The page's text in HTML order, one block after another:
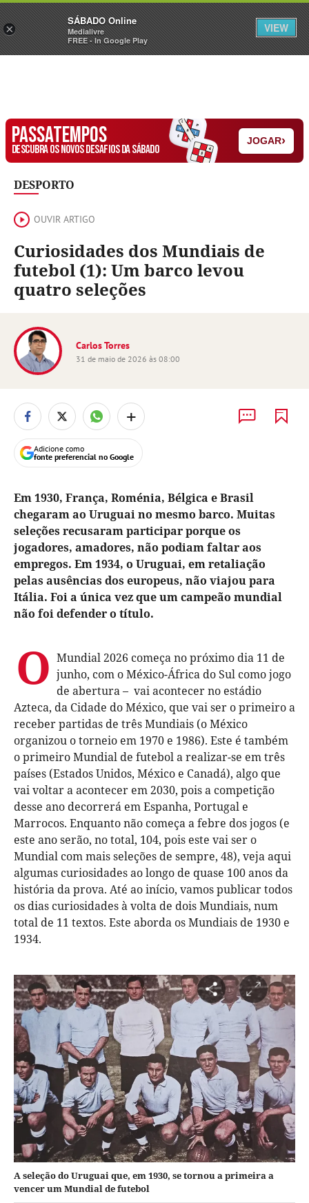
Sábado Assine Iniciar Sessão
PASSATEMPOS
DESCUBRA OS NOVOS DESAFIOS DA SÁBADO
JOGAR›
DESPORTO
OUVIR ARTIGO
Curiosidades dos Mundiais de
futebol (1): Um barco levou
quatro seleções
Carlos Torres
31 de maio de 2026 às 08:00
+
Adicione como
fonte preferencial no Google
Em 1930, França, Roménia, Bélgica e Brasil
chegaram ao Uruguai no mesmo barco. Muitas
seleções recusaram participar porque os
jogadores, amadores, não podiam faltar aos
empregos. Em 1934, o Uruguai, em retaliação
pelas ausências dos europeus, não viajou para
Itália. Foi a única vez que um campeão mundial
não foi defender o título.
O Mundial 2026 começa no próximo dia 11 de
junho, com o México-África do Sul como jogo
de abertura – vai acontecer no estádio
Azteca, da Cidade do México, que vai ser o primeiro a
receber partidas de três Mundiais (o México
organizou o torneio em 1970 e 1986). Este é também
o primeiro Mundial de futebol a realizar-se em três
países (Estados Unidos, México e Canadá), algo que
vai voltar a acontecer em 2030, pois a competição
desse ano decorrerá em Espanha, Portugal e
Marrocos. Enquanto não começa a febre dos jogos (e
este ano serão, no total, 104, pois este vai ser o
Mundial com mais seleções de sempre, 48), veja aqui
algumas curiosidades ao longo de quase 100 anos da
história da prova. Até ao início, vamos publicar todos
os dias curiosidades à volta de dois Mundiais, num
total de 11 textos. Este aborda os Mundiais de 1930 e
1934.
A seleção do Uruguai que, em 1930, se tornou a primeira a
vencer um Mundial de futebol
×
SÁBADO Online
Medialivre
FREE - In Google Play
VIEW